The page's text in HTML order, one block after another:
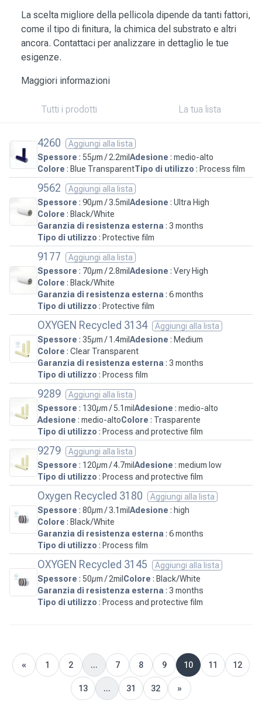
La scelta migliore della pellicola dipende da tanti fattori,
come il tipo di finitura, la chimica del substrato e altri
ancora. Contattaci per analizzare in dettaglio le tue
esigenze.
Maggiori informazioni
Tutti i prodotti La tua lista
4260
Aggiungi alla lista
Spessore : 55µm / 2.2mil Adesione : medio-alto
Colore : Blue TransparentTipo di utilizzo : Process film
9562
Aggiungi alla lista
Spessore : 90µm / 3.5mil Adesione : Ultra High
Colore : Black/White
Garanzia di resistenza esterna : 3 months
Tipo di utilizzo : Protective film
9177
Aggiungi alla lista
Spessore : 70µm / 2.8mil Adesione : Very High
Colore : Black/White
Garanzia di resistenza esterna : 6 months
Tipo di utilizzo : Protective film
OXYGEN Recycled 3134
Aggiungi alla lista
Spessore : 35µm / 1.4mil Adesione : Medium
Colore : Clear Transparent
Garanzia di resistenza esterna : 3 months
Tipo di utilizzo : Process film
9289
Aggiungi alla lista
Spessore : 130µm / 5.1mil Adesione : medio-alto
Adesione : medio-altoColore : Trasparente
Tipo di utilizzo : Process and protective film
9279
Aggiungi alla lista
Spessore : 120µm / 4.7mil Adesione : medium low
Tipo di utilizzo : Process and protective film
Oxygen Recycled 3180
Aggiungi alla lista
Spessore : 80µm / 3.1mil Adesione : high
Colore : Black/White
Garanzia di resistenza esterna : 6 months
Tipo di utilizzo : Process film
OXYGEN Recycled 3145
Aggiungi alla lista
Spessore : 50µm / 2mil Colore : Black/White
Garanzia di resistenza esterna : 3 months
Tipo di utilizzo : Process and protective film
Previous
« 1 2 ... 7 8 9 10 11 12
13 ... 31 32
Next
»